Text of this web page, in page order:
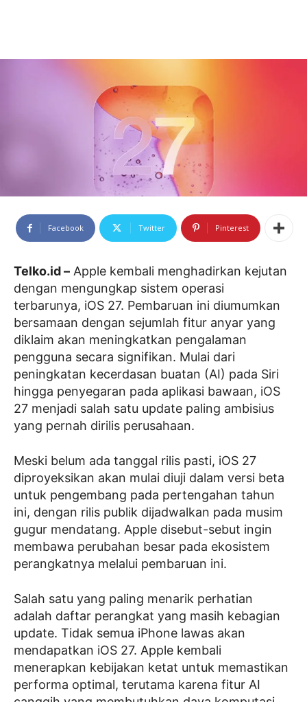
Facebook Twitter Pinterest
Telko.id – Apple kembali menghadirkan kejutan
dengan mengungkap sistem operasi
terbarunya, iOS 27. Pembaruan ini diumumkan
bersamaan dengan sejumlah fitur anyar yang
diklaim akan meningkatkan pengalaman
pengguna secara signifikan. Mulai dari
peningkatan kecerdasan buatan (AI) pada Siri
hingga penyegaran pada aplikasi bawaan, iOS
27 menjadi salah satu update paling ambisius
yang pernah dirilis perusahaan.
Meski belum ada tanggal rilis pasti, iOS 27
diproyeksikan akan mulai diuji dalam versi beta
untuk pengembang pada pertengahan tahun
ini, dengan rilis publik dijadwalkan pada musim
gugur mendatang. Apple disebut-sebut ingin
membawa perubahan besar pada ekosistem
perangkatnya melalui pembaruan ini.
Salah satu yang paling menarik perhatian
adalah daftar perangkat yang masih kebagian
update. Tidak semua iPhone lawas akan
mendapatkan iOS 27. Apple kembali
menerapkan kebijakan ketat untuk memastikan
performa optimal, terutama karena fitur AI